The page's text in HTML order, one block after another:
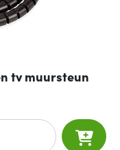
tv muursteun